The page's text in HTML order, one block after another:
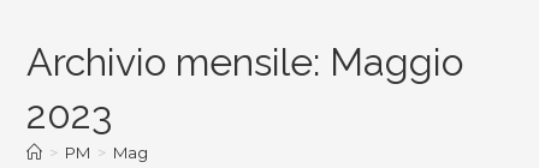
Archivio mensile: Maggio
2023
> PM > Mag